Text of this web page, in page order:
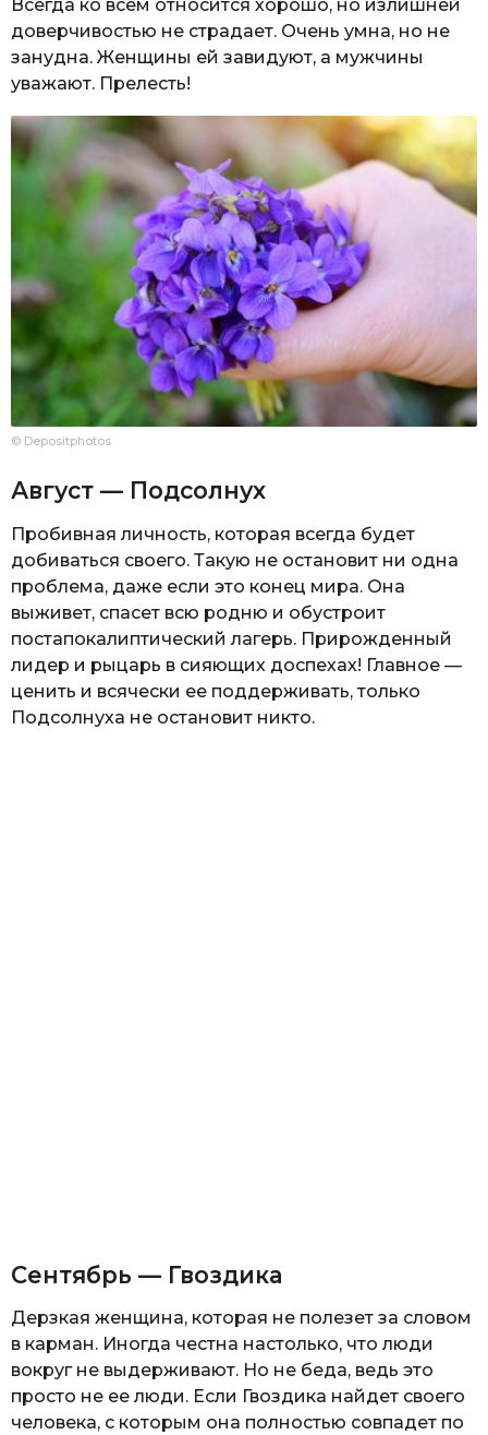
Всегда ко всем относится хорошо, но излишней
доверчивостью не страдает. Очень умна, но не
занудна. Женщины ей завидуют, а мужчины
уважают. Прелесть!
© Depositphotos
Август — Подсолнух
Пробивная личность, которая всегда будет
добиваться своего. Такую не остановит ни одна
проблема, даже если это конец мира. Она
выживет, спасет всю родню и обустроит
постапокалиптический лагерь. Прирожденный
лидер и рыцарь в сияющих доспехах! Главное —
ценить и всячески ее поддерживать, только
Подсолнуха не остановит никто.
Сентябрь — Гвоздика
Дерзкая женщина, которая не полезет за словом
в карман. Иногда честна настолько, что люди
вокруг не выдерживают. Но не беда, ведь это
просто не ее люди. Если Гвоздика найдет своего
человека, с которым она полностью совпадет по